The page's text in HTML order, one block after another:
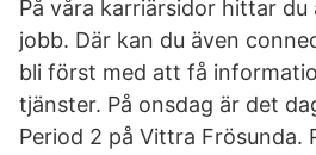
På våra karriärsidor hittar du
jobb. Där kan du även
bli först med att få
tjänster. På onsdag är det
Period 2 på Vittra Frösunda.